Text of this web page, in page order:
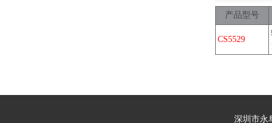
产品型号
CS5529
深圳市永